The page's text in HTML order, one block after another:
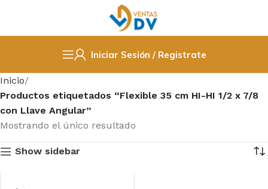
Iniciar Sesión / Registrate
Inicio
Productos etiquetados “Flexible 35 cm HI-HI 1/2 x 7/8
con Llave Angular”
Mostrando el único resultado
Show sidebar